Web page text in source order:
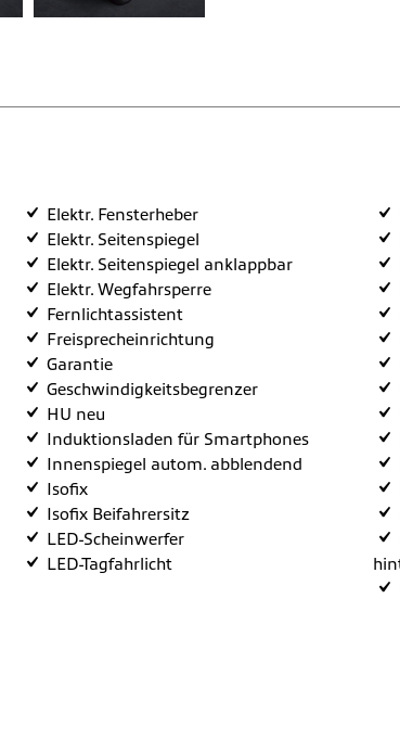
Elektr. Fensterheber
Elektr. Seitenspiegel
Elektr. Seitenspiegel anklappbar
Elektr. Wegfahrsperre
Fernlichtassistent
Freisprecheinrichtung
Garantie
Geschwindigkeitsbegrenzer
HU neu
Induktionsladen für Smartphones
Innenspiegel autom. abblendend
Isofix
Isofix Beifahrersitz
LED-Scheinwerfer
LED-Tagfahrlicht